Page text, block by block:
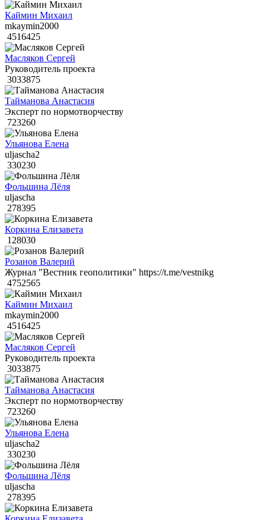
Каймин Михаил
mkaymin2000
4516425
Масляков Сергей
Руководитель проекта
3033875
Тайманова Анастасия
Эксперт по нормотворчеству
723260
Ульянова Елена
uljascha2
330230
Фольшина Лёля
uljascha
278395
Коркина Елизавета
128030
Розанов Валерий
Журнал "Вестник геополитики" https://t.me/vestnikg
4752565
Каймин Михаил
mkaymin2000
4516425
Масляков Сергей
Руководитель проекта
3033875
Тайманова Анастасия
Эксперт по нормотворчеству
723260
Ульянова Елена
uljascha2
330230
Фольшина Лёля
uljascha
278395